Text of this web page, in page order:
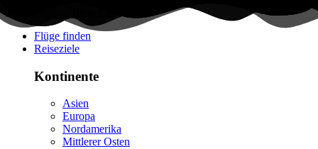
Flüge finden
Reiseziele
Kontinente
Asien
Europa
Nordamerika
Mittlerer Osten